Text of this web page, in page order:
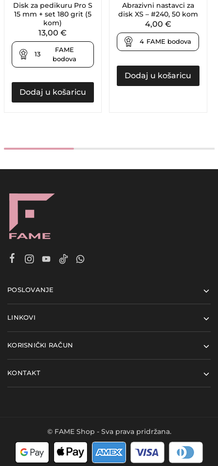
Disk za pedikuru Pro S
15 mm + set 180 grit (5
kom)
13,00€
13
FAME
bodova
Dodaj u košaricu
Abrazivni nastavci za
disk XS – #240, 50 kom
4,00 €
4 FAME bodova
Dodaj u košaricu
POSLOVANJE
LINKOVI
KORISNIČKI RAČUN
KONTAKT
© FAME Shop - Sva prava pridržana.